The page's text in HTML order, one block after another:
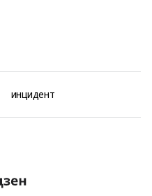
инцидент